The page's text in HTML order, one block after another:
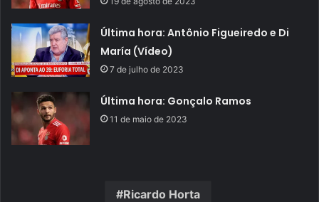
Última hora: Antônio Figueiredo e Di
María (Vídeo)
7 de julho de 2023
Última hora: Gonçalo Ramos
11 de maio de 2023
Ricardo Horta